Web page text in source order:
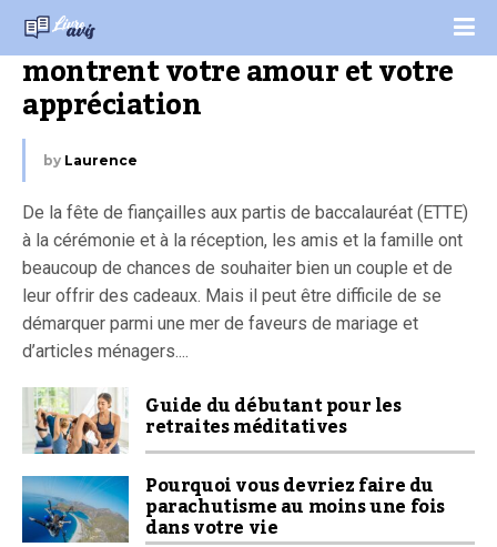
Cadeaux de mariage uniques qui
montrent votre amour et votre
appréciation
by Laurence
De la fête de fiançailles aux partis de baccalauréat (ETTE)
à la cérémonie et à la réception, les amis et la famille ont
beaucoup de chances de souhaiter bien un couple et de
leur offrir des cadeaux. Mais il peut être difficile de se
démarquer parmi une mer de faveurs de mariage et
d’articles ménagers....
Guide du débutant pour les
retraites méditatives
Pourquoi vous devriez faire du
parachutisme au moins une fois
dans votre vie